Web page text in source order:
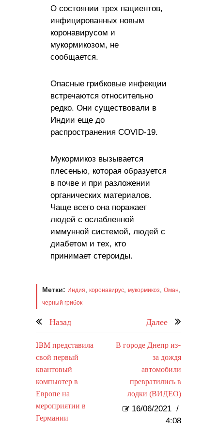
О состоянии трех пациентов,
инфицированных новым
коронавирусом и
мукормикозом, не
сообщается.
Опасные грибковые инфекции
встречаются относительно
редко. Они существовали в
Индии еще до
распространения COVID-19.
Мукормикоз вызывается
плесенью, которая образуется
в почве и при разложении
органических материалов.
Чаще всего она поражает
людей с ослабленной
иммунной системой, людей с
диабетом и тех, кто
принимает стероиды.
Метки: Индия коронавирус мукормикоз Оман
черный грибок
Назад Далее
IBM представила
свой первый
квантовый
компьютер в
Европе на
мероприятии в
Германии
В городе Днепр из-
за дождя
автомобили
превратились в
лодки (ВИДЕО)
16/06/2021 /
4:08